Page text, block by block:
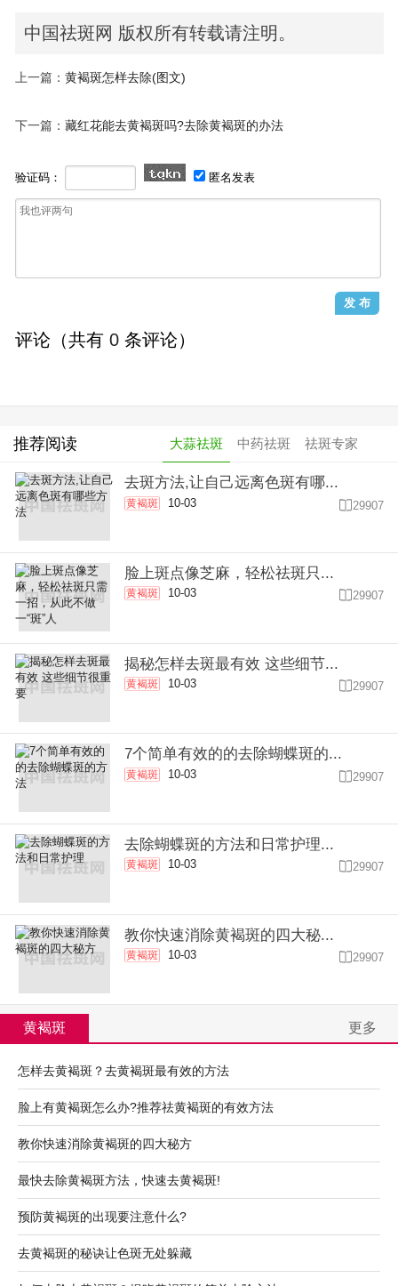
中国祛斑网 版权所有转载请注明。
上一篇： 黄褐斑怎样去除(图文)
下一篇： 藏红花能去黄褐斑吗?去除黄褐斑的办法
验证码： 匿名发表
评论（共有 0 条评论）
推荐阅读 大蒜祛斑 中药祛斑 祛斑专家
去斑方法,让自己远离色斑有哪...
黄褐斑 10-03  29907
脸上斑点像芝麻，轻松祛斑只...
黄褐斑 10-03 29907
揭秘怎样去斑最有效 这些细节...
黄褐斑 10-03  29907
7个简单有效的的去除蝴蝶斑的...
黄褐斑 10-03 29907
去除蝴蝶斑的方法和日常护理...
黄褐斑 10-03 29907
教你快速消除黄褐斑的四大秘...
黄褐斑 10-03  29907
黄褐斑 更多
怎样去黄褐斑？去黄褐斑最有效的方法
脸上有黄褐斑怎么办?推荐祛黄褐斑的有效方法
教你快速消除黄褐斑的四大秘方
最快去除黄褐斑方法，快速去黄褐斑!
预防黄褐斑的出现要注意什么?
去黄褐斑的秘诀让色斑无处躲藏